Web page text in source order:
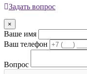
Задать вопрос
×
Ваше имя
Ваш телефон
Вопрос